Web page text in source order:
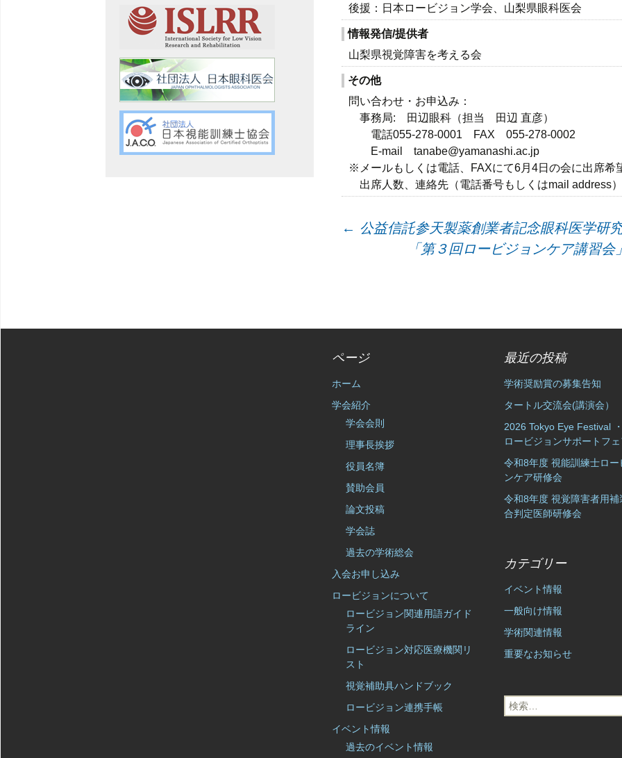
後援：日本ロービジョン学会、山梨県眼科医会
情報発信/提供者
山梨県視覚障害を考える会
その他
問い合わせ・お申込み：
事務局: 田辺眼科（担当 田辺 直彦）
電話055-278-0001 FAX 055-278-0002
E-mail tanabe@yamanashi.ac.jp
※メールもしくは電話、FAXにて6月4日の会に出席希
出席人数、連絡先（電話番号もしくはmail address
ゲ
← 公益信託参天製薬創業者記念眼科医学研
「第３回ロービジョンケア講習
ページ
ホーム
学会紹介
学会会則
理事長挨拶
役員名簿
賛助会員
論文投稿
学会誌
過去の学術総会
入会お申し込み
ロービジョンについて
ロービジョン関連用語ガイド
ライン
ロービジョン対応医療機関リ
スト
視覚補助具ハンドブック
ロービジョン連携手帳
イベント情報
過去のイベント情報
最近の投稿
学術奨励賞の募集告知
タートル交流会(講演会）
2026 Tokyo Eye Festival
ロービジョンサポートフ
令和8年度 視能訓練士ロー
ンケア研修会
令和8年度 視覚障害者用補
合判定医師研修会
カテゴリー
イベント情報
一般向け情報
学術関連情報
重要なお知らせ
検
索: